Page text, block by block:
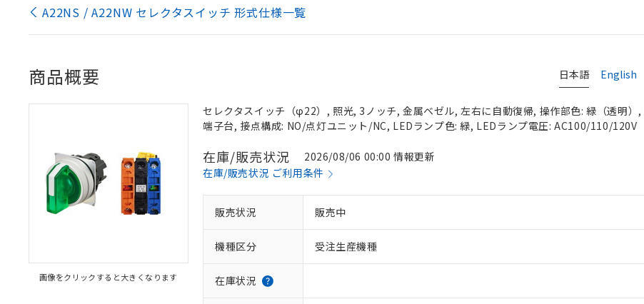
A22NS / A22NW セレクタスイッチ 形式仕様一覧
日本語 English
商品概要
画像をクリックすると大きくなります
セレクタスイッチ（φ22）, 照光, 3ノッチ, 金属ベゼル, 左右に自動復帰, 操作部色: 緑（透明）
端子台, 接点構成: NO/点灯ユニット/NC, LEDランプ色: 緑, LEDランプ電圧: AC100/110/120V
在庫/販売状況
2026/08/06 00:00 情報更新
在庫/販売状況 ご利用条件
販売状況 販売中
機種区分 受注生産機種
在庫状況